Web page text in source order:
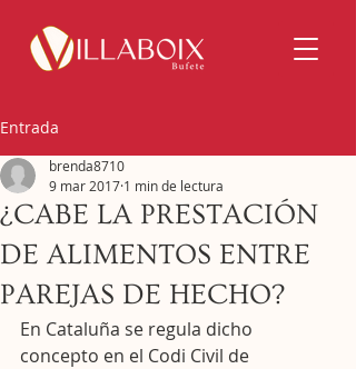
Entrada
¿CABE LA PRESTACIÓN
DE ALIMENTOS ENTRE
PAREJAS DE HECHO?
brenda8710
9 mar 2017 1 min de lectura
En Cataluña se regula dicho
concepto en el Codi Civil de